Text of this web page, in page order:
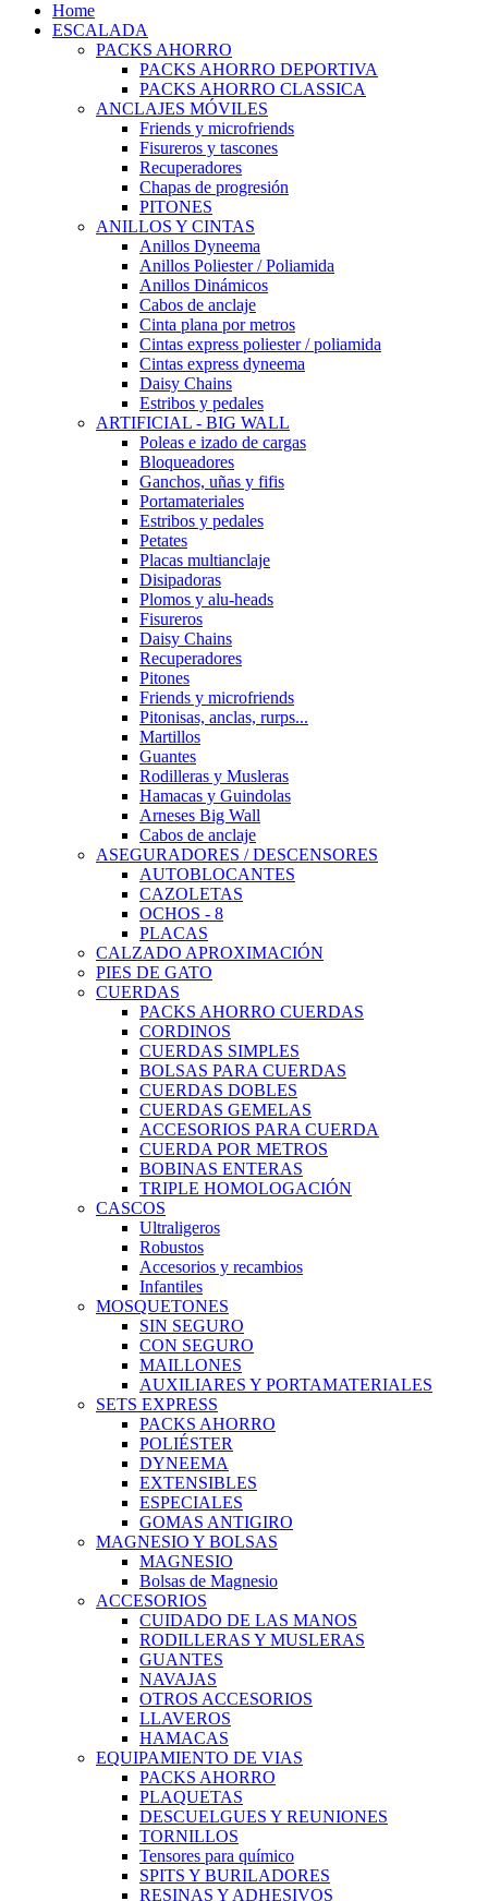
Home
ESCALADA
PACKS AHORRO
PACKS AHORRO DEPORTIVA
PACKS AHORRO CLASSICA
ANCLAJES MÓVILES
Friends y microfriends
Fisureros y tascones
Recuperadores
Chapas de progresión
PITONES
ANILLOS Y CINTAS
Anillos Dyneema
Anillos Poliester / Poliamida
Anillos Dinámicos
Cabos de anclaje
Cinta plana por metros
Cintas express poliester / poliamida
Cintas express dyneema
Daisy Chains
Estribos y pedales
ARTIFICIAL - BIG WALL
Poleas e izado de cargas
Bloqueadores
Ganchos, uñas y fifis
Portamateriales
Estribos y pedales
Petates
Placas multianclaje
Disipadoras
Plomos y alu-heads
Fisureros
Daisy Chains
Recuperadores
Pitones
Friends y microfriends
Pitonisas, anclas, rurps...
Martillos
Guantes
Rodilleras y Musleras
Hamacas y Guindolas
Arneses Big Wall
Cabos de anclaje
ASEGURADORES / DESCENSORES
AUTOBLOCANTES
CAZOLETAS
OCHOS - 8
PLACAS
CALZADO APROXIMACIÓN
PIES DE GATO
CUERDAS
PACKS AHORRO CUERDAS
CORDINOS
CUERDAS SIMPLES
BOLSAS PARA CUERDAS
CUERDAS DOBLES
CUERDAS GEMELAS
ACCESORIOS PARA CUERDA
CUERDA POR METROS
BOBINAS ENTERAS
TRIPLE HOMOLOGACIÓN
CASCOS
Ultraligeros
Robustos
Accesorios y recambios
Infantiles
MOSQUETONES
SIN SEGURO
CON SEGURO
MAILLONES
AUXILIARES Y PORTAMATERIALES
SETS EXPRESS
PACKS AHORRO
POLIÉSTER
DYNEEMA
EXTENSIBLES
ESPECIALES
GOMAS ANTIGIRO
MAGNESIO Y BOLSAS
MAGNESIO
Bolsas de Magnesio
ACCESORIOS
CUIDADO DE LAS MANOS
RODILLERAS Y MUSLERAS
GUANTES
NAVAJAS
OTROS ACCESORIOS
LLAVEROS
HAMACAS
EQUIPAMIENTO DE VIAS
PACKS AHORRO
PLAQUETAS
DESCUELGUES Y REUNIONES
TORNILLOS
Tensores para químico
SPITS Y BURILADORES
RESINAS Y ADHESIVOS